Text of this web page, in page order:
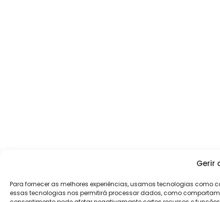
Gerir
Para fornecer as melhores experiências, usamos tecnologias
essas tecnologias nos permitirá processar dados, como